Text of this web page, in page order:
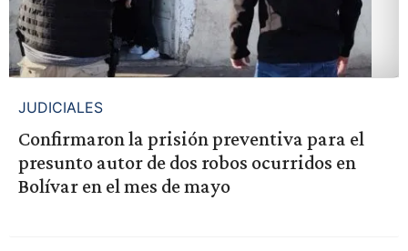
JUDICIALES
Confirmaron la prisión preventiva para el
presunto autor de dos robos ocurridos en
Bolívar en el mes de mayo